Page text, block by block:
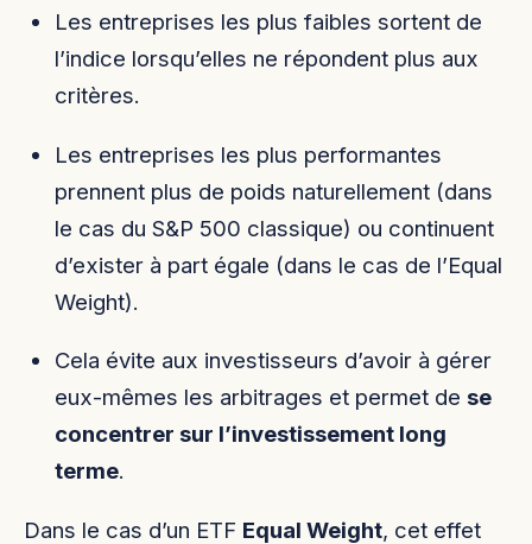
Les entreprises les plus faibles sortent de
l’indice lorsqu’elles ne répondent plus aux
critères.
Les entreprises les plus performantes
prennent plus de poids naturellement (dans
le cas du S&P 500 classique) ou continuent
d’exister à part égale (dans le cas de l’Equal
Weight).
Cela évite aux investisseurs d’avoir à gérer
eux-mêmes les arbitrages et permet de se
concentrer sur l’investissement long
terme.
Dans le cas d’un ETF Equal Weight, cet effet